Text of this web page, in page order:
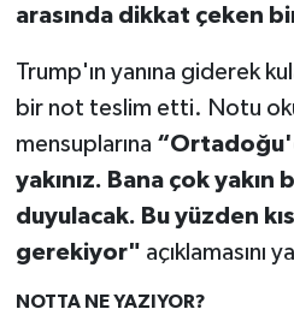
arasında dikkat çeken
Trump'ın yanına giderek
bir not teslim etti. Notu
mensuplarına
yakınız. Bana çok
duyulacak. Bu yüzden
gerekiyor" açıklamasını
NOTTA NE YAZIYOR?